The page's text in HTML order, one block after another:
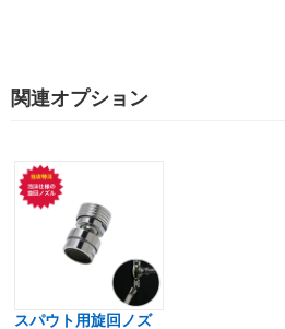
関連オプション
スパウト用旋回ノズ